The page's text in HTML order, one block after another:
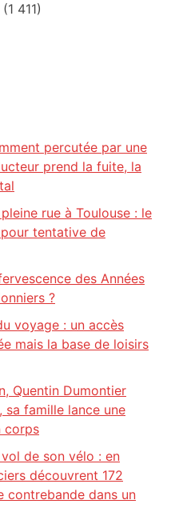
(1 411)
percutée par une
prend la fuite, la
rue à Toulouse : le
tentative de
des Années
?
voyage : un accès
mais la base de loisirs
Quentin Dumontier
sa famille lance une
corps
de son vélo : en
découvrent 172
contrebande dans un